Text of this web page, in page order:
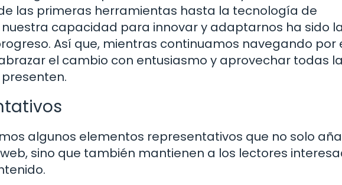
las primeras herramientas hasta la tecnología de
capacidad para innovar y adaptarnos ha sido
Así que, mientras continuamos navegando por
el cambio con entusiasmo y aprovechar todas
algunos elementos representativos que no solo
sino que también mantienen a los lectores